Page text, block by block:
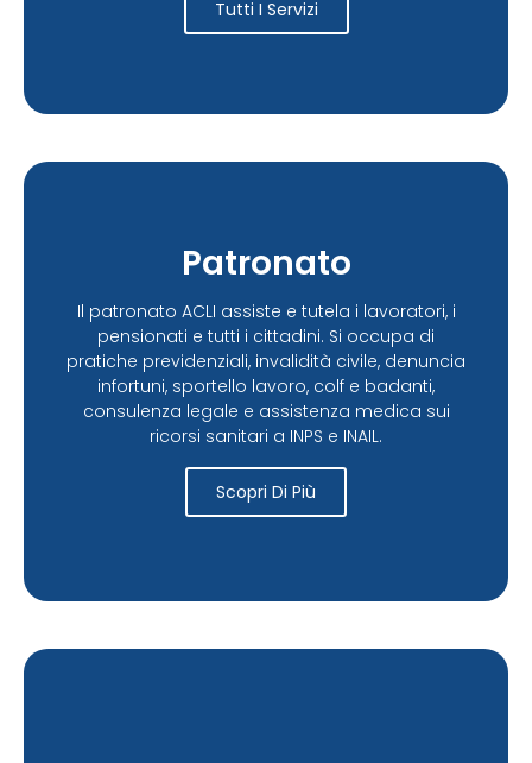
Tutti I Servizi
Patronato
Il patronato ACLI assiste e tutela i lavoratori, i
pensionati e tutti i cittadini. Si occupa di
pratiche previdenziali, invalidità civile, denuncia
infortuni, sportello lavoro, colf e badanti,
consulenza legale e assistenza medica sui
ricorsi sanitari a INPS e INAIL.
Scopri Di Più